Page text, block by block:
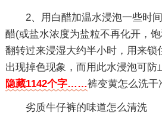
2、用白醋加温水浸泡一些时
醋(或盐水浓度为盐粒不再化开，
翻转过来浸湿大约半小时，用来锁
出现掉色现象，而用此水浸泡可防
隐藏1142个字……裤变黄怎么洗干
劣质牛仔裤的味道怎么清洗